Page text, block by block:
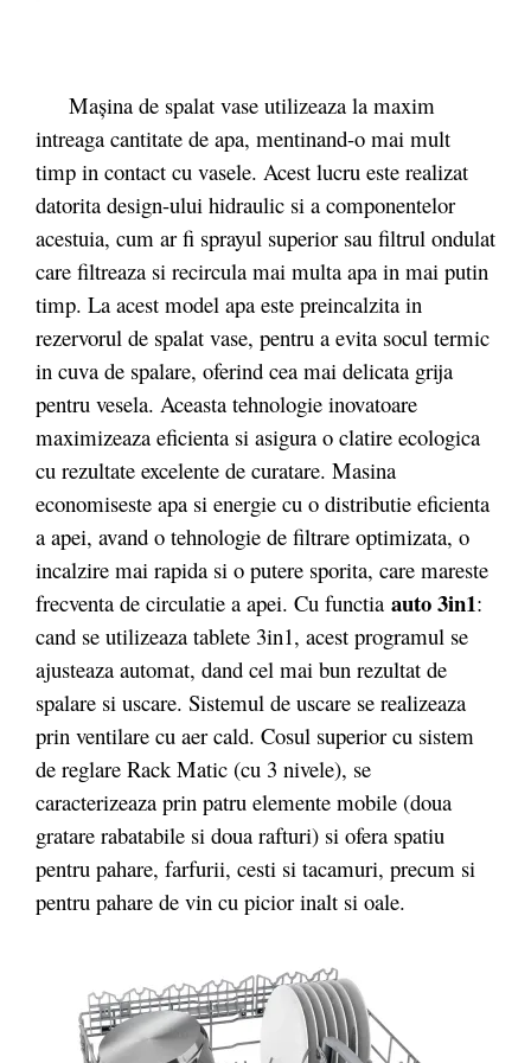
Mașina de spalat vase utilizeaza la maxim
intreaga cantitate de apa, mentinand-o mai mult
timp in contact cu vasele. Acest lucru este realizat
datorita design-ului hidraulic si a componentelor
acestuia, cum ar fi sprayul superior sau filtrul ondulat
care filtreaza si recircula mai multa apa in mai putin
timp. La acest model apa este preincalzita in
rezervorul de spalat vase, pentru a evita socul termic
in cuva de spalare, oferind cea mai delicata grija
pentru vesela. Aceasta tehnologie inovatoare
maximizeaza eficienta si asigura o clatire ecologica
cu rezultate excelente de curatare. Masina
economiseste apa si energie cu o distributie eficienta
a apei, avand o tehnologie de filtrare optimizata, o
incalzire mai rapida si o putere sporita, care mareste
frecventa de circulatie a apei. Cu functia auto 3in1:
cand se utilizeaza tablete 3in1, acest programul se
ajusteaza automat, dand cel mai bun rezultat de
spalare si uscare. Sistemul de uscare se realizeaza
prin ventilare cu aer cald. Cosul superior cu sistem
de reglare Rack Matic (cu 3 nivele), se
caracterizeaza prin patru elemente mobile (doua
gratare rabatabile si doua rafturi) si ofera spatiu
pentru pahare, farfurii, cesti si tacamuri, precum si
pentru pahare de vin cu picior inalt si oale.